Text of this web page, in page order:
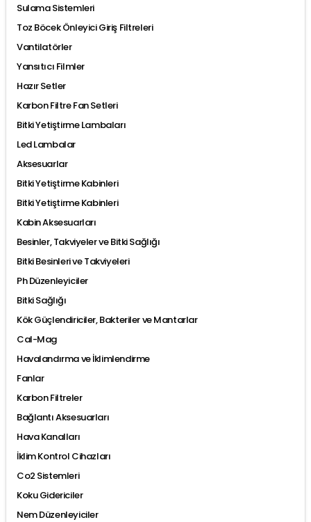
Sulama Sistemleri
Toz Böcek Önleyici Giriş Filtreleri
Vantilatörler
Yansıtıcı Filmler
Hazır Setler
Karbon Filtre Fan Setleri
Bitki Yetiştirme Lambaları
Led Lambalar
Aksesuarlar
Bitki Yetiştirme Kabinleri
Bitki Yetiştirme Kabinleri
Kabin Aksesuarları
Besinler, Takviyeler ve Bitki Sağlığı
Bitki Besinleri ve Takviyeleri
Ph Düzenleyiciler
Bitki Sağlığı
Kök Güçlendiriciler, Bakteriler ve Mantarlar
Cal-Mag
Havalandırma ve İklimlendirme
Fanlar
Karbon Filtreler
Bağlantı Aksesuarları
Hava Kanalları
İklim Kontrol Cihazları
Co2 Sistemleri
Koku Gidericiler
Nem Düzenleyiciler